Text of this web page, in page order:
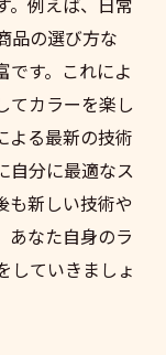
品の選び方な
です。これによ
てカラーを楽し
よる最新の技術
自分に最適なス
も新しい技術や
あなた自身のラ
していきましょ